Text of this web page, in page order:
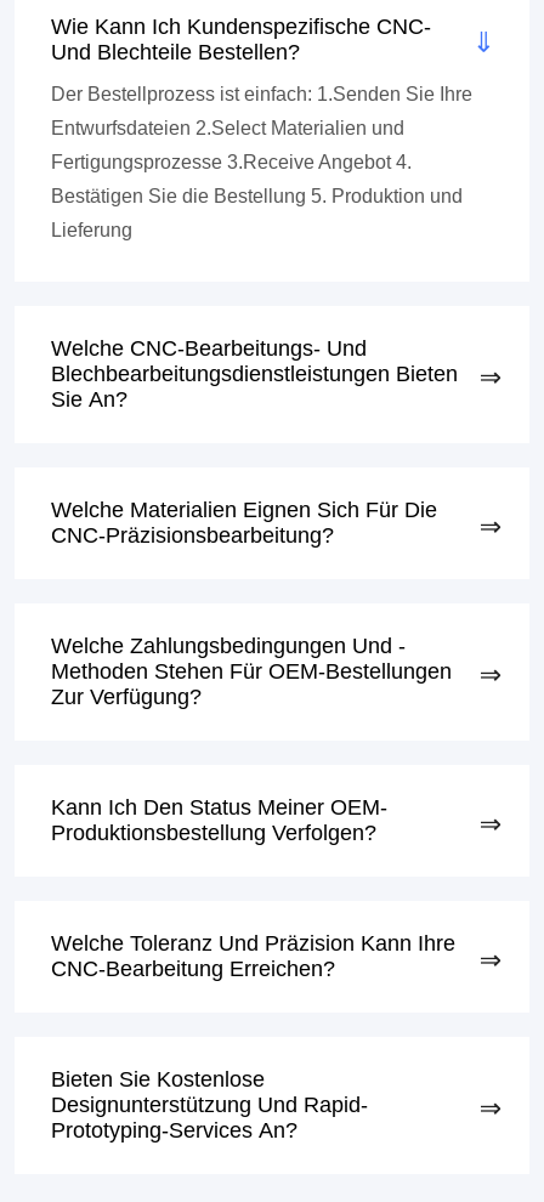
Wie Kann Ich Kundenspezifische CNC-
Und Blechteile Bestellen?
Der Bestellprozess ist einfach: 1.Senden Sie Ihre
Entwurfsdateien 2.Select Materialien und
Fertigungsprozesse 3.Receive Angebot 4.
Bestätigen Sie die Bestellung 5. Produktion und
Lieferung
Welche CNC-Bearbeitungs- Und
Blechbearbeitungsdienstleistungen Bieten
Sie An?
Welche Materialien Eignen Sich Für Die
CNC-Präzisionsbearbeitung?
Welche Zahlungsbedingungen Und -
Methoden Stehen Für OEM-Bestellungen
Zur Verfügung?
Kann Ich Den Status Meiner OEM-
Produktionsbestellung Verfolgen?
Welche Toleranz Und Präzision Kann Ihre
CNC-Bearbeitung Erreichen?
Bieten Sie Kostenlose
Designunterstützung Und Rapid-
Prototyping-Services An?